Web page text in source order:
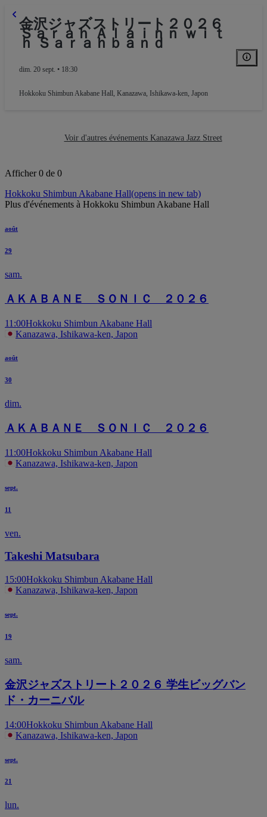
金沢ジャズストリート２０２６
Ｓａｒａｈ Ａｌａｉｎｎ ｗｉｔ
ｈ Ｓａｒａｈｂａｎｄ
dim. 20 sept. • 18:30
Hokkoku Shimbun Akabane Hall, Kanazawa, Ishikawa-ken, Japon
Voir d'autres événements Kanazawa Jazz Street
Afficher 0 de 0
Hokkoku Shimbun Akabane Hall(opens in new tab)
Plus d'événements à Hokkoku Shimbun Akabane Hall
août
29
sam.
ＡＫＡＢＡＮＥ ＳＯＮＩＣ ２０２６
11:00Hokkoku Shimbun Akabane Hall
Kanazawa, Ishikawa-ken, Japon
août
30
dim.
ＡＫＡＢＡＮＥ ＳＯＮＩＣ ２０２６
11:00Hokkoku Shimbun Akabane Hall
Kanazawa, Ishikawa-ken, Japon
sept.
11
ven.
Takeshi Matsubara
15:00Hokkoku Shimbun Akabane Hall
Kanazawa, Ishikawa-ken, Japon
sept.
19
sam.
金沢ジャズストリート２０２６ 学生ビッグバン
ド・カーニバル
14:00Hokkoku Shimbun Akabane Hall
Kanazawa, Ishikawa-ken, Japon
sept.
21
lun.